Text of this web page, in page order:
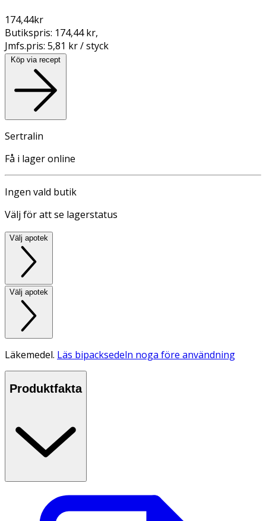
174,44kr
Butikspris: 174,44 kr,
Jmfs.pris: 5,81 kr / styck
Köp via recept
Sertralin
Få i lager online
Ingen vald butik
Välj för att se lagerstatus
Välj apotek
Välj apotek
Läkemedel. Läs bipacksedeln noga före användning
Produktfakta